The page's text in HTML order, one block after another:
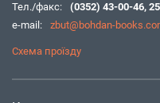
Тел./факс:
(0352) 43-00-46,
e-mail:
zbut@bohdan-
Схема проїзду